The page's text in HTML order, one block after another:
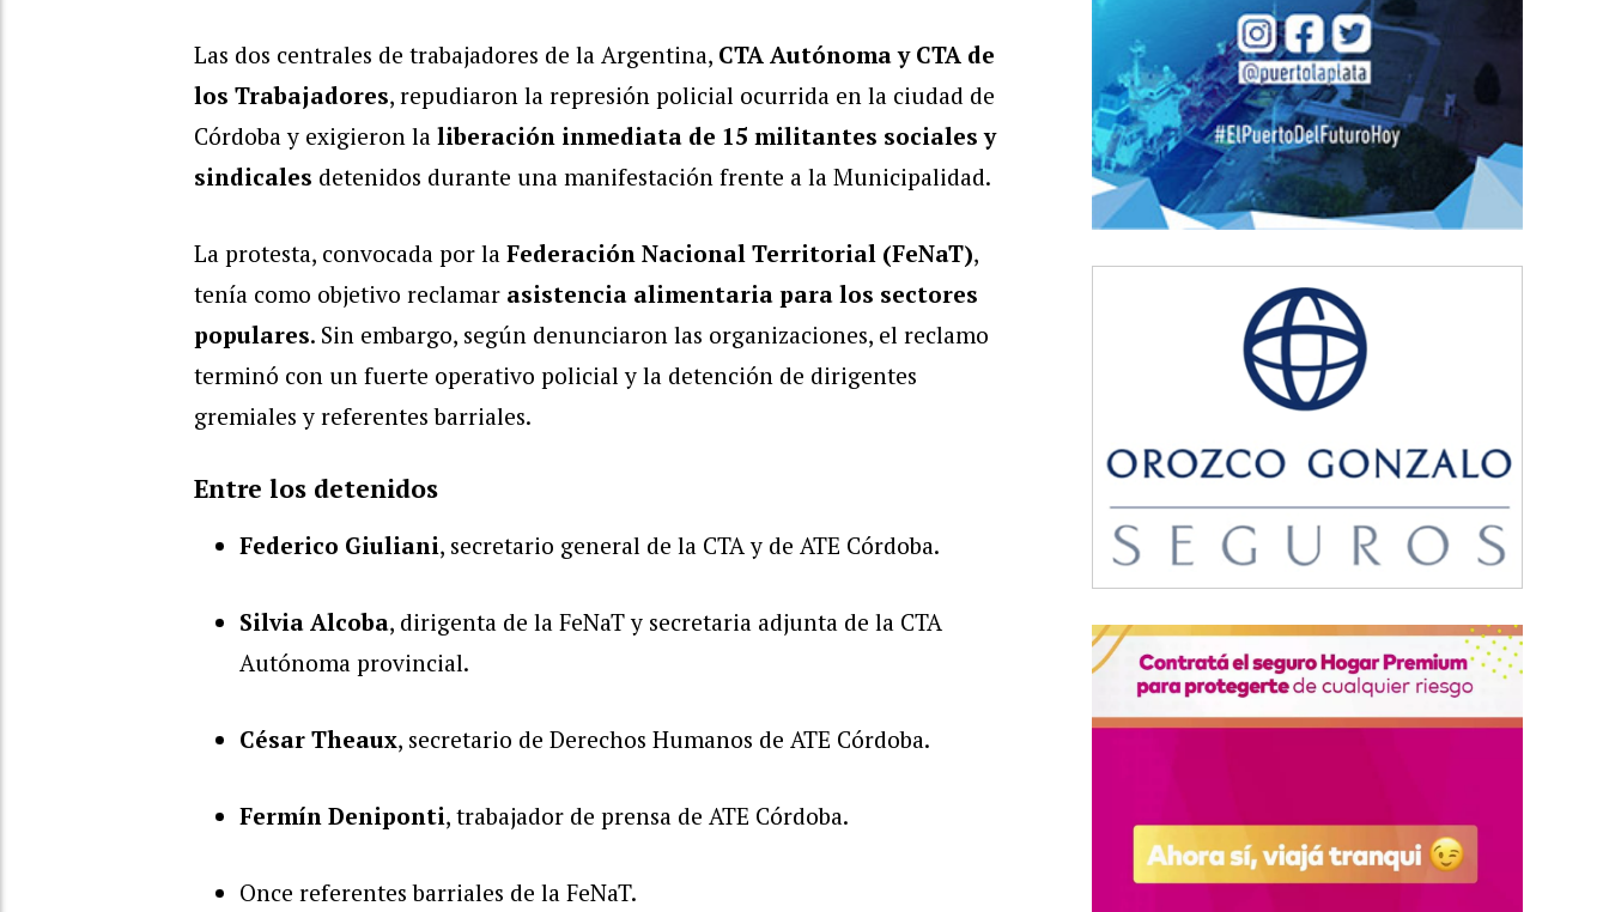
Las dos centrales de trabajadores de la Argentina, CTA Autónoma y CTA de
los Trabajadores, repudiaron la represión policial ocurrida en la ciudad de
Córdoba y exigieron la liberación inmediata de 15 militantes sociales y
sindicales detenidos durante una manifestación frente a la Municipalidad.
La protesta, convocada por la Federación Nacional Territorial (FeNaT),
tenía como objetivo reclamar asistencia alimentaria para los sectores
populares. Sin embargo, según denunciaron las organizaciones, el reclamo
terminó con un fuerte operativo policial y la detención de dirigentes
gremiales y referentes barriales.
Entre los detenidos
Federico Giuliani, secretario general de la CTA y de ATE Córdoba.
Silvia Alcoba, dirigenta de la FeNaT y secretaria adjunta de la CTA
Autónoma provincial.
César Theaux, secretario de Derechos Humanos de ATE Córdoba.
Fermín Deniponti, trabajador de prensa de ATE Córdoba.
Once referentes barriales de la FeNaT.